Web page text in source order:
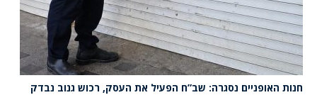
חנות האופניים נסגרה: שב”ח הפעיל את העסק, רכוש גנוב נבדק